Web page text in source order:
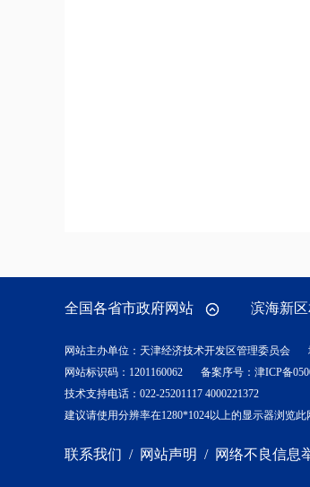
全国各省市政府网站 滨海新
网站主办单位：天津经济技术开发区管理委员会
网站标识码：1201160062
备案序号： 津ICP备
技术支持电话：022-25201117 4000221372
建议请使用分辨率在1280*1024以上的显示器浏览此
联系我们 / 网站声明 / 网络不良信息